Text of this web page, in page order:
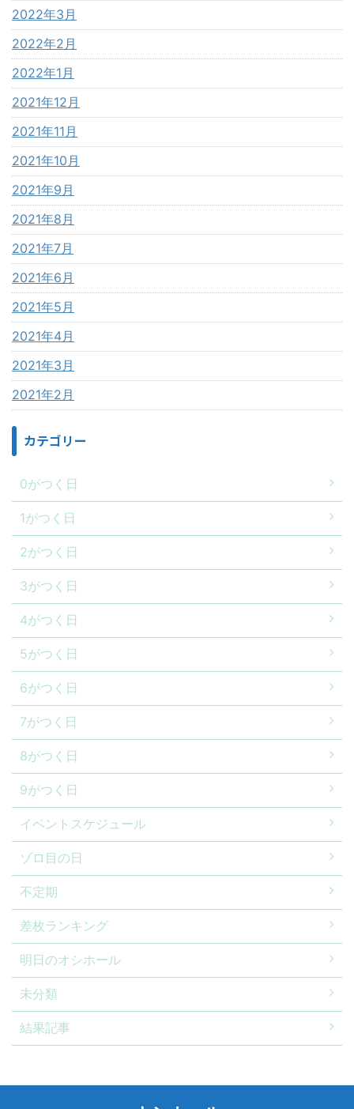
2022年3月
2022年2月
2022年1月
2021年12月
2021年11月
2021年10月
2021年9月
2021年8月
2021年7月
2021年6月
2021年5月
2021年4月
2021年3月
2021年2月
カテゴリー
0がつく日
1がつく日
2がつく日
3がつく日
4がつく日
5がつく日
6がつく日
7がつく日
8がつく日
9がつく日
イベントスケジュール
ゾロ目の日
不定期
差枚ランキング
明日のオシホール
未分類
結果記事